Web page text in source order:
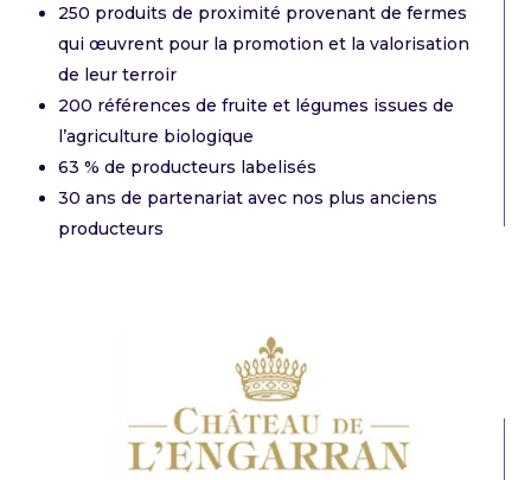
250 produits de proximité provenant de fermes
qui œuvrent pour la promotion et la valorisation
de leur terroir
200 références de fruite et légumes issues de
l’agriculture biologique
63 % de producteurs labelisés
30 ans de partenariat avec nos plus anciens
producteurs